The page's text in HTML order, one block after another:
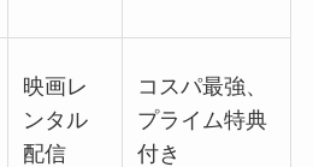
映画レ
ンタル
配信
コスパ最強、
プライム特典
付き